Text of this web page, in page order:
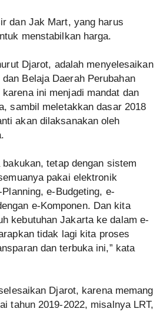
dan Jak Mart, yang harus
menstabilkan harga.
Djarot, adalah menyelesaikan
Belaja Daerah Perubahan
ini menjadi mandat dan
sambil meletakkan dasar 2018
akan dilaksanakan oleh
tetap dengan sistem
pakai elektronik
e-Budgeting, e-
e-Komponen. Dan kita
kebutuhan Jakarta ke dalam e-
tidak lagi kita proses
dan terbuka ini,” kata
Djarot, karena memang
tahun 2019-2022, misalnya LRT,